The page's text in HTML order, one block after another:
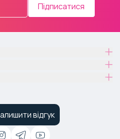
Підписатися
відгук